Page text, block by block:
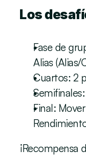
Los
Fase de
Alias (Alias/
Cuartos: 2
Final:
¡Recompensa